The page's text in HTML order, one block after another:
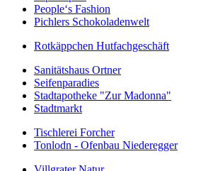
People‘s Fashion
Pichlers Schokoladenwelt
Rotkäppchen Hutfachgeschäft
Sanitätshaus Ortner
Seifenparadies
Stadtapotheke "Zur Madonna"
Stadtmarkt
Tischlerei Forcher
Tonlodn - Ofenbau Niederegger